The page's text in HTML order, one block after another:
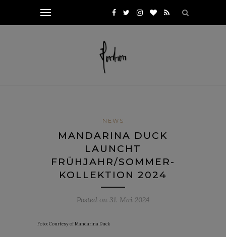
NEWS
MANDARINA DUCK
LAUNCHT
FRÜHJAHR/SOMMER-
KOLLEKTION 2024
Posted on 31. Mai 2024
Foto: Courtesy of Mandarina Duck